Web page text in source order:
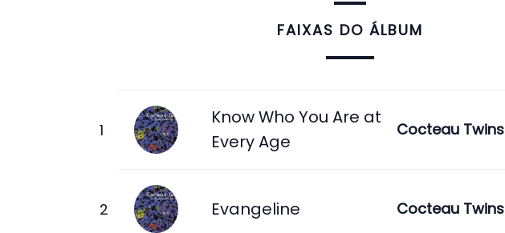
FAIXAS DO ÁLBUM
Know Who You Are at
Every Age
Cocteau Twins
Evangeline Cocteau Twins